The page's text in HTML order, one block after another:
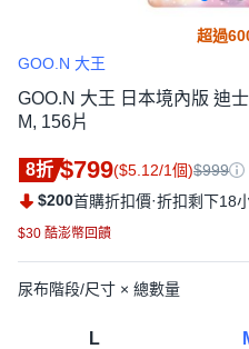
超過
GOO.N 大王
GOO.N 大王 日本境內版 迪
M, 156片
8折 $799($5.12/1個)$999
$200首購折扣價·折扣剩下18
$30 酷澎幣回饋
尿布階段/尺寸 × 總數量
L